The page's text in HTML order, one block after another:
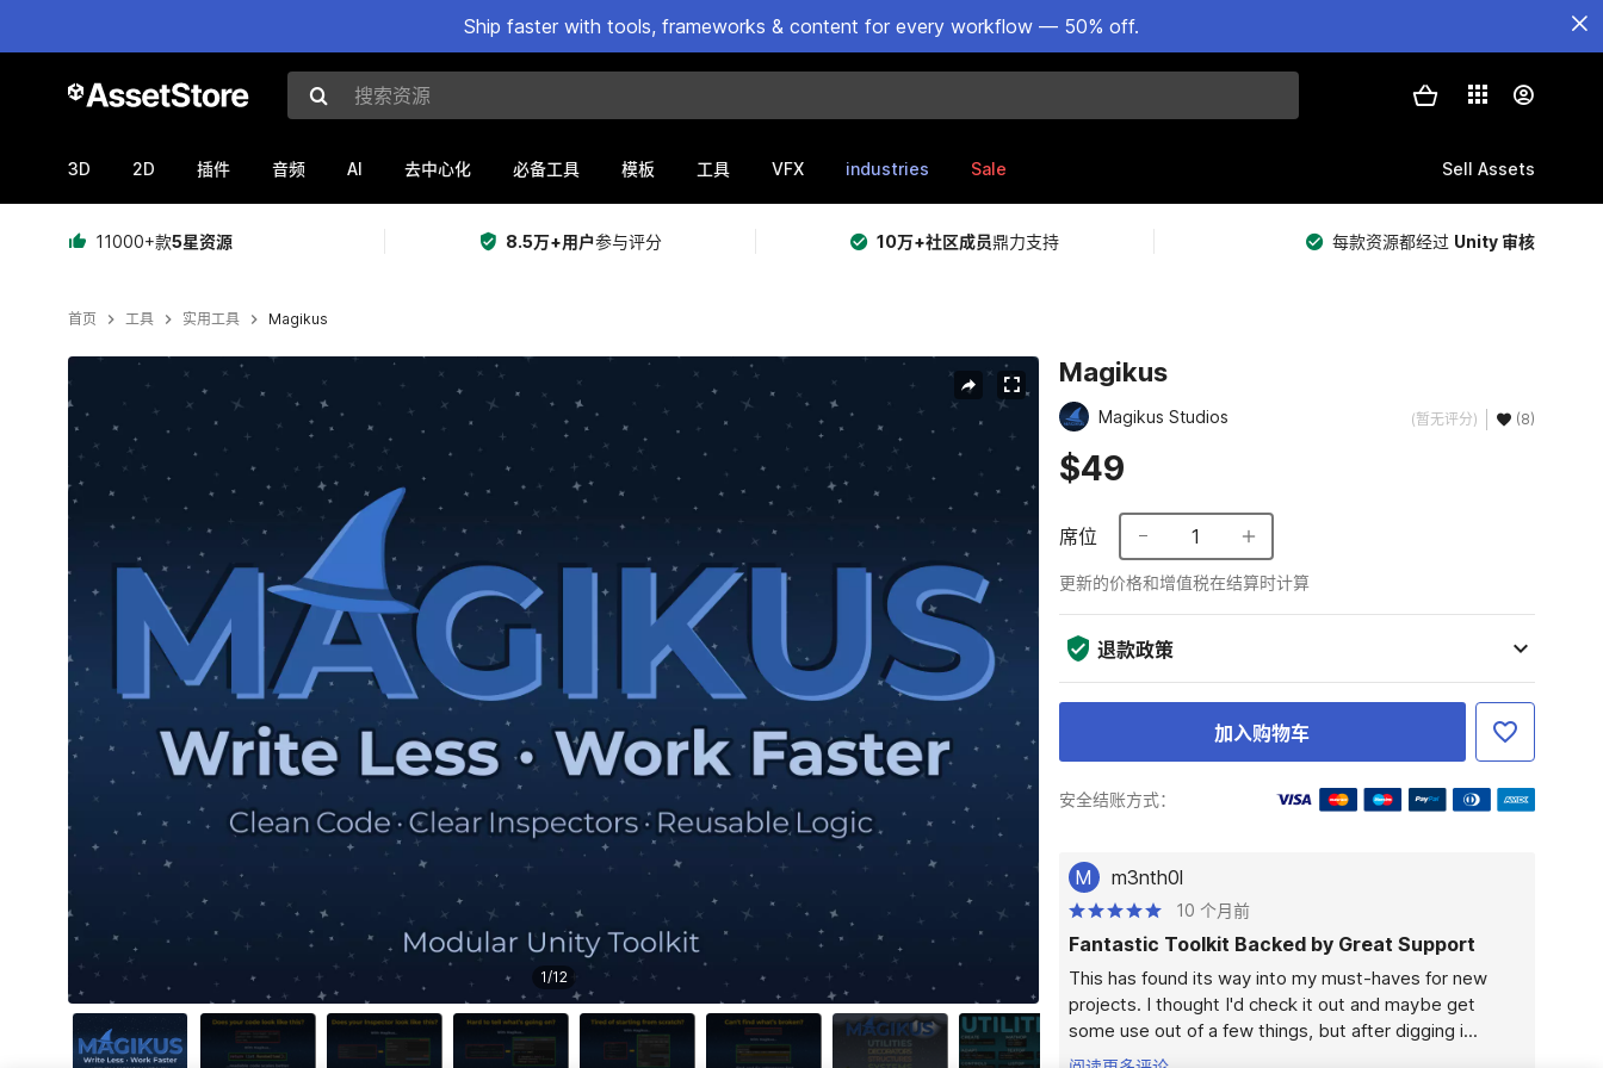
Ship faster with tools, frameworks & content for every workflow — 50% off.
搜索资源
3D 2D 插件 音频 AI 去中心化 必备工具 模板 工具 VFX industries Sale Sell Assets
11000+款5星资源 8.5万+用户参与评分 10万+社区成员鼎力支持 每款资源都经过 Unity 审核
首页 工具 实用工具 Magikus
当前幻灯片：1 / 12
1/12
Magikus
Magikus Studios (暂无评分) (8)
$49
席位 1
更新的价格和增值税在结算时计算
退款政策
加入购物车
安全结账方式：
M m3nth0l
10 个月前
Fantastic Toolkit Backed by Great Support
This has found its way into my must-haves for new
projects. I thought I'd check it out and maybe get
some use out of a few things, but after digging i...